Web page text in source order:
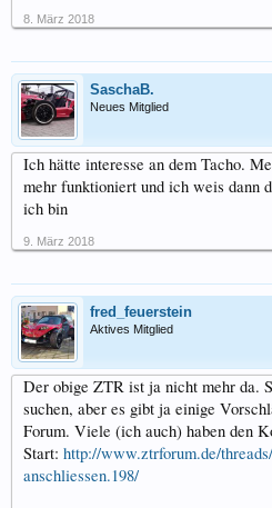
8. März 2018
SaschaB.
Neues Mitglied
Ich hätte interesse an dem Tacho.
mehr funktioniert und ich weis dann
ich bin
9. März 2018
fred_feuerstein
Aktives Mitglied
Der obige ZTR ist ja nicht mehr da.
suchen, aber es gibt ja einige
Forum. Viele (ich auch) haben den
Start: http://www.ztrforum.de/
anschliessen.198/